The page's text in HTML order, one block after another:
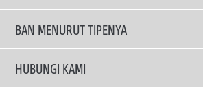
BAN MENURUT TIPENYA
Ban ENLITEN
HUBUNGI KAMI